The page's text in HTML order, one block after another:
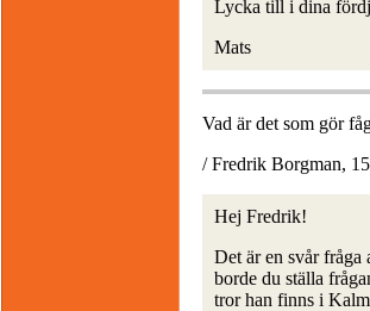
Lycka till i dina
Mats
Vad är det som gör
/ Fredrik Borgman,
Hej Fredrik!
Det är en svår fråga
borde du ställa
tror han finns i